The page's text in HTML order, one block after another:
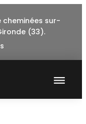
cheminées sur-
(33).